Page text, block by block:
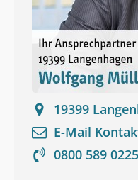
19399
E-Mail
0800 589 0225